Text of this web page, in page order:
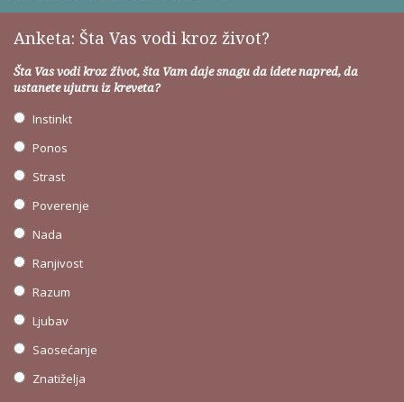
Anketa: Šta Vas vodi kroz život?
Šta Vas vodi kroz život, šta Vam daje snagu da idete napred, da
ustanete ujutru iz kreveta?
Instinkt
Ponos
Strast
Poverenje
Nada
Ranjivost
Razum
Ljubav
Saosećanje
Znatiželja